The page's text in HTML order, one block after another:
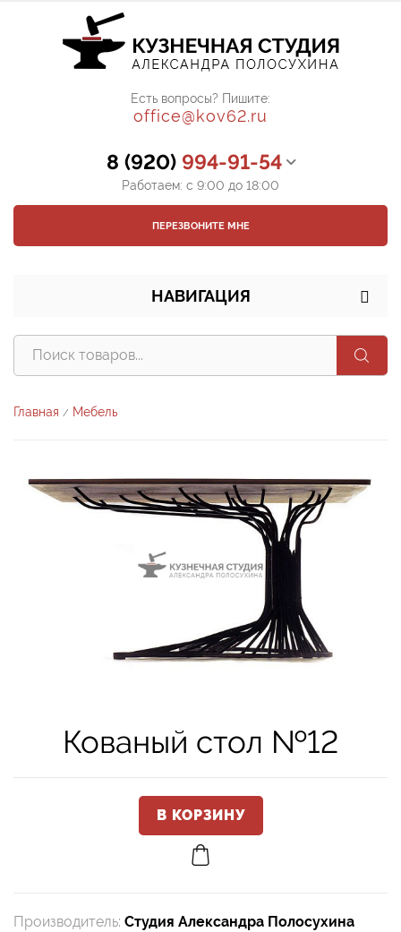
Есть вопросы? Пишите:
office@kov62.ru
8 (920) 994-91-54
Работаем: с 9:00 до 18:00
ПЕРЕЗВОНИТЕ МНЕ
НАВИГАЦИЯ
Главная / Мебель
Кованый стол №12
Производитель: Студия Александра Полосухина